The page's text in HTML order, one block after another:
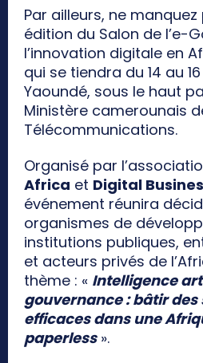
Par ailleurs, ne
édition du Salon de l’e-
l’innovation digitale en
qui se tiendra du 14 au
Yaoundé, sous le haut
Ministère camerounais
Télécommunications.
Organisé par
Africa et Digital
événement réunira
organismes de
institutions publiques,
et acteurs privés de
thème : « Intelligence
gouvernance : bâtir
efficaces dans une
paperless».